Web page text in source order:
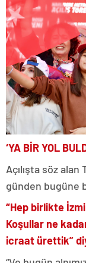
‘YA BİR YOL
Açılışta söz
günden bugüne
“Hep birlikte
Koşullar ne
icraat ürettik”